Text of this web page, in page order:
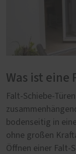
Was ist eine
Falt-Schiebe-
bodenseitig in
ohne großen
Öffnen einer Falt-